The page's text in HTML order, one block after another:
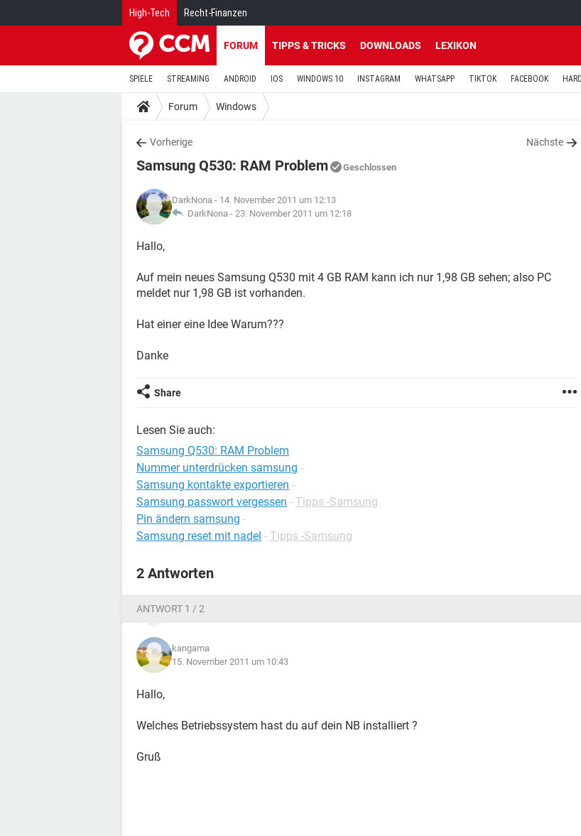
High-Tech Recht-Finanzen
FORUM TIPPS & TRICKS DOWNLOADS LEXIKON
SPIELE STREAMING ANDROID IOS WINDOWS 10 INSTAGRAM WHATSAPP TIKTOK FACEBOOK
Forum Windows
Vorherige Nächste
Samsung Q530: RAM Problem Geschlossen
DarkNona - 14. November 2011 um 12:13
DarkNona - 23. November 2011 um 12:18
Hallo,
Auf mein neues Samsung Q530 mit 4 GB RAM kann ich nur 1,98 GB sehen; also PC
meldet nur 1,98 GB ist vorhanden.
Hat einer eine Idee Warum???
Danke
Share
Lesen Sie auch:
Samsung Q530: RAM Problem
Nummer unterdrücken samsung -
Samsung kontakte exportieren -
Samsung passwort vergessen - Tipps -Samsung
Pin ändern samsung -
Samsung reset mit nadel - Tipps -Samsung
2 Antworten
ANTWORT 1 / 2
kangama
15. November 2011 um 10:43
Hallo,
Welches Betriebssystem hast du auf dein NB installiert ?
Gruß